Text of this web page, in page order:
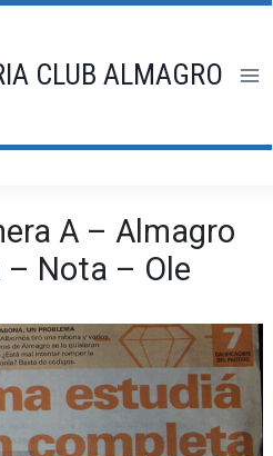
CLUB ALMAGRO
A – Almagro
– Nota – Ole